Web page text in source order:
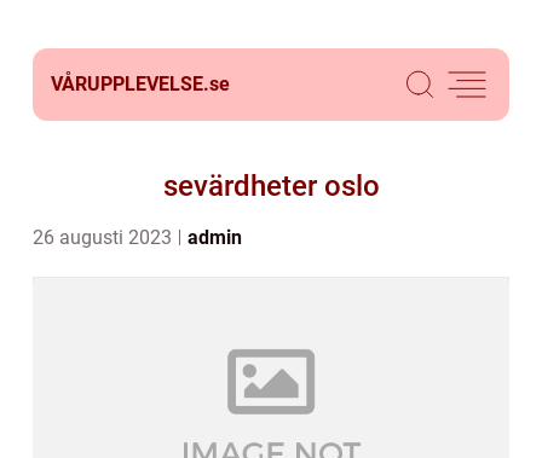
VÅRUPPLEVELSE.se
sevärdheter oslo
26 augusti 2023 admin